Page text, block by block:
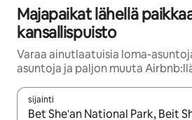
Majapaikat lähellä
kansallispuisto
Varaa ainutlaatuisia loma-
asuntoja ja paljon muuta
sijainti
Kun tulokset ovat saatavilla,